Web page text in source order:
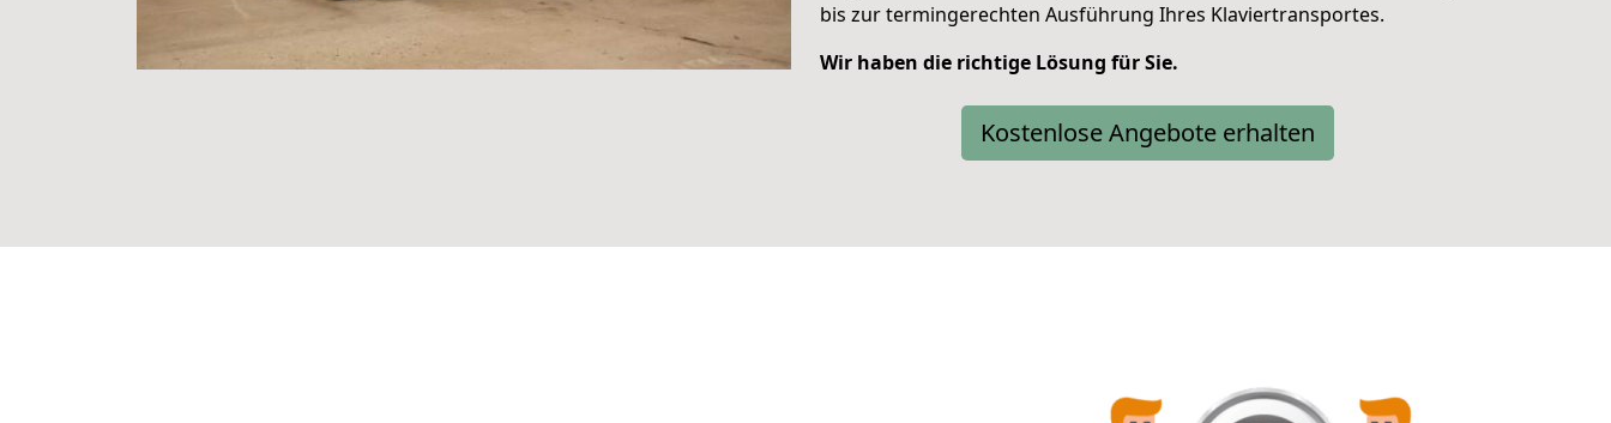
bis zur termingerechten Ausführung Ihres Klaviertransportes.
Wir haben die richtige Lösung für Sie.
Kostenlose Angebote erhalten